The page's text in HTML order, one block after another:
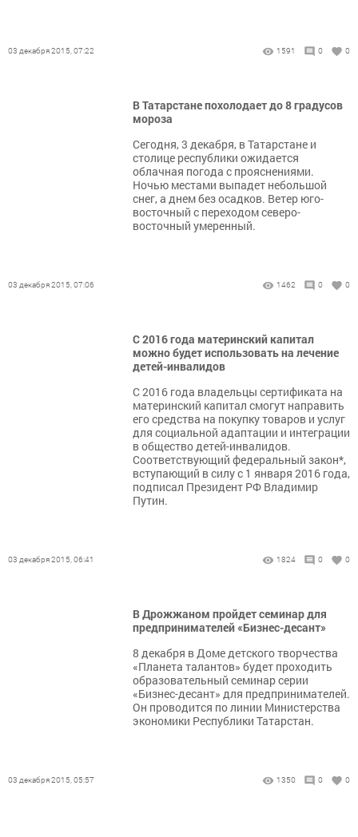
03 декабря 2015, 07:22 1591 0 0
В Татарстане похолодает до 8 градусов
мороза
Сегодня, 3 декабря, в Татарстане и
столице республики ожидается
облачная погода с прояснениями.
Ночью местами выпадет небольшой
снег, а днем без осадков. Ветер юго-
восточный с переходом северо-
восточный умеренный.
03 декабря 2015, 07:06 1462 0 0
С 2016 года материнский капитал
можно будет использовать на лечение
детей-инвалидов
С 2016 года владельцы сертификата на
материнский капитал смогут направить
его средства на покупку товаров и услуг
для социальной адаптации и интеграции
в общество детей-инвалидов.
Соответствующий федеральный закон*,
вступающий в силу с 1 января 2016 года,
подписал Президент РФ Владимир
Путин.
03 декабря 2015, 06:41 1824 0 0
В Дрожжаном пройдет семинар для
предпринимателей «Бизнес-десант»
8 декабря в Доме детского творчества
«Планета талантов» будет проходить
образовательный семинар серии
«Бизнес-десант» для предпринимателей.
Он проводится по линии Министерства
экономики Республики Татарстан.
03 декабря 2015, 05:57 1350 0 0